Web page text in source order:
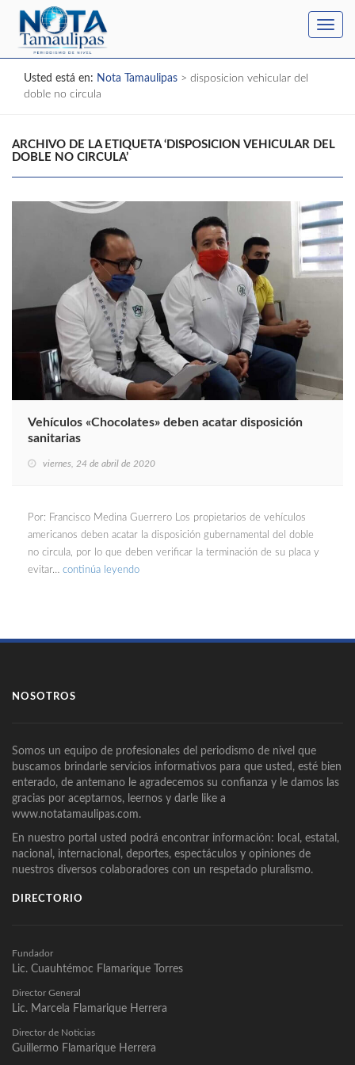
Usted está en: Nota Tamaulipas > disposicion vehicular del
doble no circula
ARCHIVO DE LA ETIQUETA ‘DISPOSICION VEHICULAR DEL
DOBLE NO CIRCULA’
Vehículos «Chocolates» deben acatar disposición
sanitarias
viernes, 24 de abril de 2020
Por: Francisco Medina Guerrero Los propietarios de vehículos
americanos deben acatar la disposición gubernamental del doble
no circula, por lo que deben verificar la terminación de su placa y
evitar… continúa leyendo
NOSOTROS
Somos un equipo de profesionales del periodismo de nivel que
buscamos brindarle servicios informativos para que usted, esté bien
enterado, de antemano le agradecemos su confianza y le damos las
gracias por aceptarnos, leernos y darle like a
www.notatamaulipas.com.
En nuestro portal usted podrá encontrar información: local, estatal,
nacional, internacional, deportes, espectáculos y opiniones de
nuestros diversos colaboradores con un respetado pluralismo.
DIRECTORIO
Fundador
Lic. Cuauhtémoc Flamarique Torres
Director General
Lic. Marcela Flamarique Herrera
Director de Noticias
Guillermo Flamarique Herrera